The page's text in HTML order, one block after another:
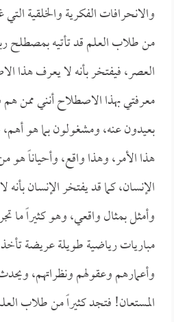
والانحرافات الفكرية والخلقية
من طلاب العلم قد تأتيه بمصطلح
العصر، فيفتخر بأنه لا يعرف هذا
معرفتي بهذا الاصطلاح أنني ممن
بعيدون عنه، ومشغولون بما هو أهم،
هذا الأمر، وهذا واقع، وأحياناً
الإنسان، كما قد يفتخر الإنسان بأنه
وأمثل بمثال واقعي، وهو كثيراً ما
مباريات رياضية طويلة عريضة
وأعمارهم وعقولهم ونظراتهم، ويحدث
المستعان! فتجد كثيراً من طلاب